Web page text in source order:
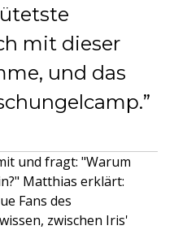
mit dieser
und das
und fragt: "Warum
Matthias erklärt:
Fans des
zwischen Iris'